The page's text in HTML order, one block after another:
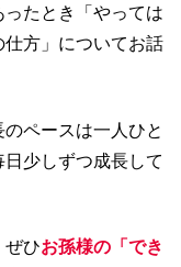
たとき「やっては
方」についてお話
ペースは一人ひと
少しずつ成長して
ぜひお孫様の「でき